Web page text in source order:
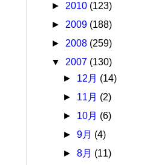
► 2010 (123)
► 2009 (188)
► 2008 (259)
▼ 2007 (130)
► 12月 (14)
► 11月 (2)
► 10月 (6)
►9月 (4)
►8月 (11)